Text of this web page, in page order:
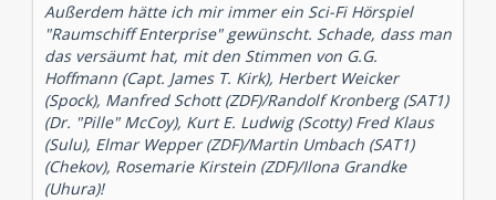
Außerdem hätte ich mir immer ein Sci-Fi Hörspiel
"Raumschiff Enterprise" gewünscht. Schade, dass man
das versäumt hat, mit den Stimmen von G.G.
Hoffmann (Capt. James T. Kirk), Herbert Weicker
(Spock), Manfred Schott (ZDF)/Randolf Kronberg (SAT1)
(Dr. "Pille" McCoy), Kurt E. Ludwig (Scotty) Fred Klaus
(Sulu), Elmar Wepper (ZDF)/Martin Umbach (SAT1)
(Chekov), Rosemarie Kirstein (ZDF)/Ilona Grandke
(Uhura)!